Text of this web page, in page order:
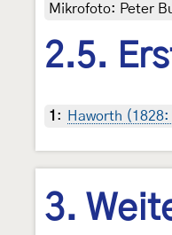
Mikrofoto: Peter
2.5.
1 : Haworth (1828:
3.